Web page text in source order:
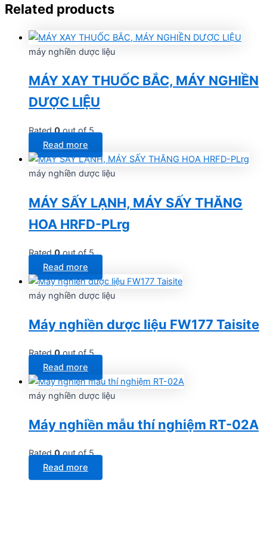
Related products
máy nghiền dược liệu
MÁY XAY THUỐC BẮC, MÁY NGHIỀN
DƯỢC LIỆU
Rated0out of 5
Read more
máy nghiền dược liệu
MÁY SẤY LẠNH, MÁY SẤY THĂNG
HOA HRFD-PLrg
Rated0out of 5
Read more
máy nghiền dược liệu
Máy nghiền dược liệu FW177 Taisite
Rated0out of 5
Read more
máy nghiền dược liệu
Máy nghiền mẫu thí nghiệm RT-02A
Rated0out of 5
Read more